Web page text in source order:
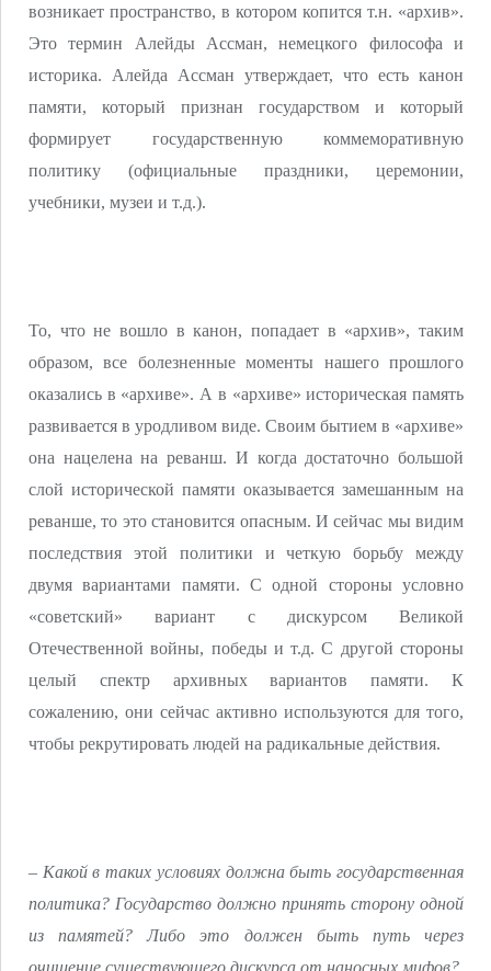
возникает пространство, в котором копится т.н. «архив».
Это термин Алейды Ассман, немецкого философа и
историка. Алейда Ассман утверждает, что есть канон
памяти, который признан государством и который
формирует государственную коммеморативную
политику (официальные праздники, церемонии,
учебники, музеи и т.д.).
То, что не вошло в канон, попадает в «архив», таким
образом, все болезненные моменты нашего прошлого
оказались в «архиве». А в «архиве» историческая память
развивается в уродливом виде. Своим бытием в «архиве»
она нацелена на реванш. И когда достаточно большой
слой исторической памяти оказывается замешанным на
реванше, то это становится опасным. И сейчас мы видим
последствия этой политики и четкую борьбу между
двумя вариантами памяти. С одной стороны условно
«советский» вариант с дискурсом Великой
Отечественной войны, победы и т.д. С другой стороны
целый спектр архивных вариантов памяти. К
сожалению, они сейчас активно используются для того,
чтобы рекрутировать людей на радикальные действия.
– Какой в таких условиях должна быть государственная
политика? Государство должно принять сторону одной
из памятей? Либо это должен быть путь через